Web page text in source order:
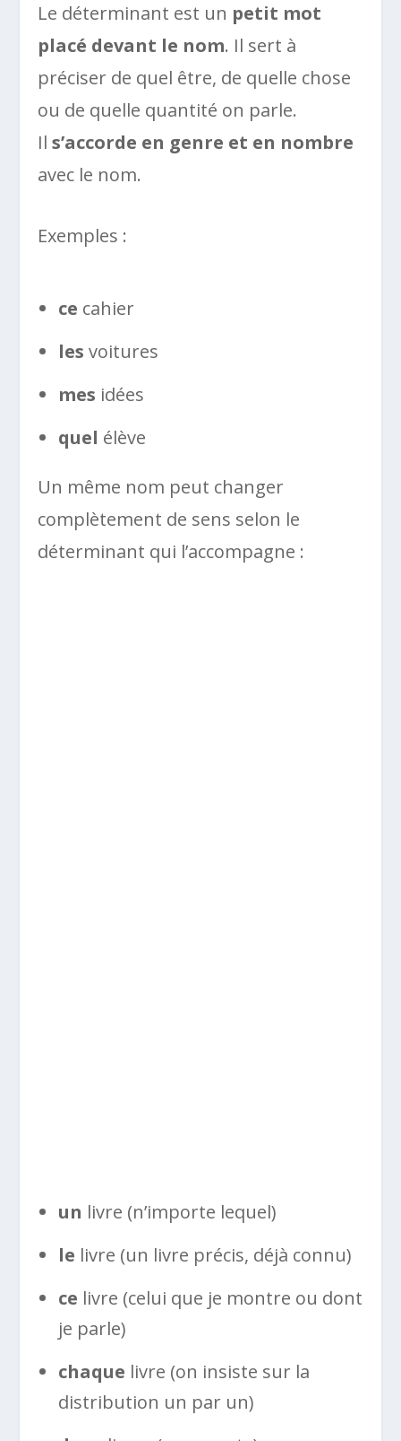
Le déterminant est un petit mot
placé devant le nom. Il sert à
préciser de quel être, de quelle chose
ou de quelle quantité on parle.
Ils’accorde en genre et en nombre
avec le nom.
Exemples :
ce cahier
les voitures
mes idées
quel élève
Un même nom peut changer
complètement de sens selon le
déterminant qui l’accompagne :
un livre (n’importe lequel)
le livre (un livre précis, déjà connu)
ce livre (celui que je montre ou dont
je parle)
chaque livre (on insiste sur la
distribution un par un)